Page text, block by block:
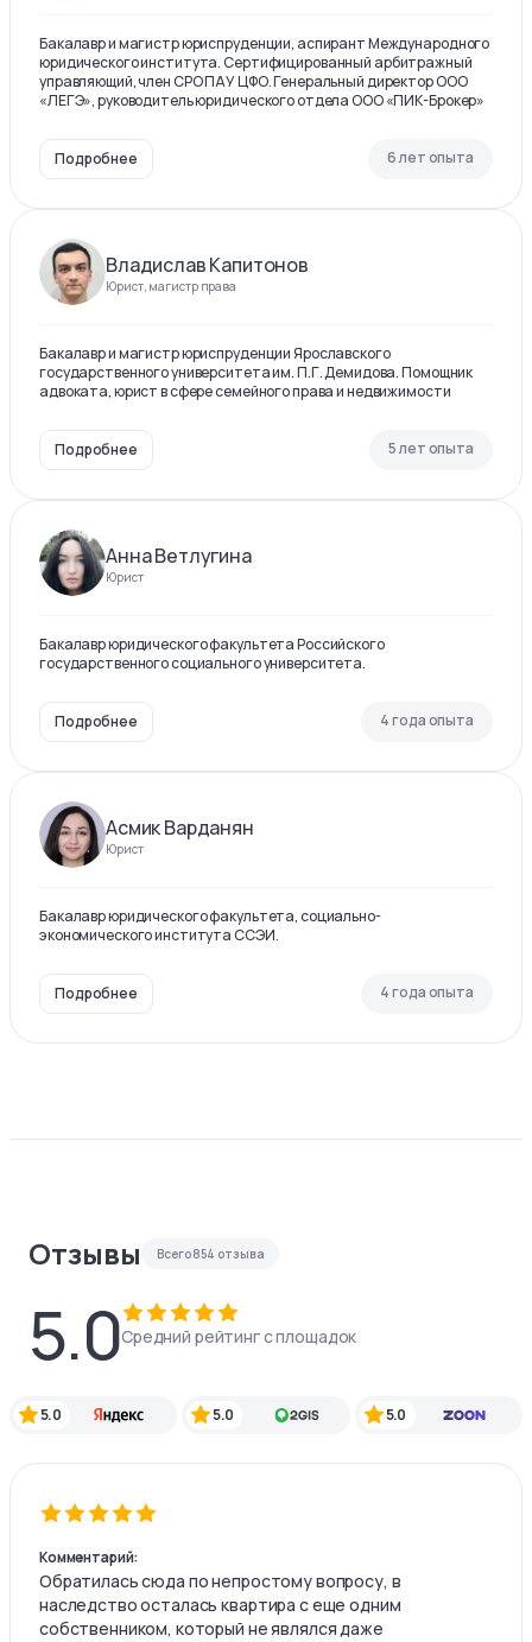
Бакалавр и магистр юриспруденции, аспирант Международного
юридического института. Сертифицированный арбитражный
управляющий, член СРО ПАУ ЦФО. Генеральный директор ООО
«ЛЕГЭ», руководитель юридического отдела ООО «ПИК-Брокер»
Подробнее 6 лет опыта
Владислав Капитонов
Юрист, магистр права
Бакалавр и магистр юриспруденции Ярославского
государственного университета им. П.Г. Демидова. Помощник
адвоката, юрист в сфере семейного права и недвижимости
Подробнее 5 лет опыта
Анна Ветлугина
Юрист
Бакалавр юридического факультета Российского
государственного социального университета.
Подробнее 4 года опыта
Асмик Варданян
Юрист
Бакалавр юридического факультета, социально-
экономического института ССЭИ.
Подробнее 4 года опыта
Отзывы Всего854 отзыва
5.0Средний рейтинг с площадок
5.0 5.0 5.0
Комментарий:
Обратилась сюда по непростому вопросу, в
наследство осталась квартира с еще одним
собственником, который не являлся даже